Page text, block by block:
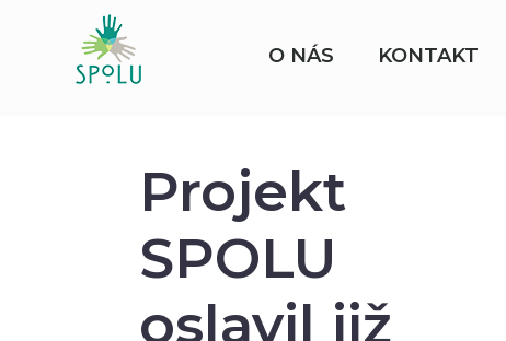
O NÁS KONTAKT
Projekt
SPOLU
oslavil již